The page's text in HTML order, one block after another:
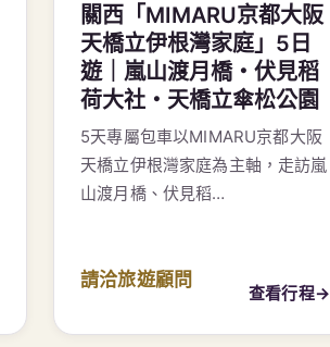
關西「MIMARU京都大阪
天橋立伊根灣家庭」5日
遊｜嵐山渡月橋・伏見稻
荷大社・天橋立傘松公園
5天專屬包車以MIMARU京都大阪
天橋立伊根灣家庭為主軸，走訪嵐
山渡月橋、伏見稻…
請洽旅遊顧問
查看行程→